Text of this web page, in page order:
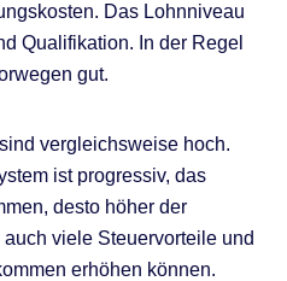
Das Lohnniveau
Qualifikation. In der Regel
gut.
vergleichsweise hoch.
ist progressiv, das
desto höher der
viele Steuervorteile und
erhöhen können.